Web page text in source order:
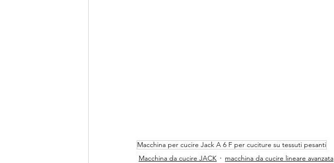
Macchina per cucire Jack A 6 F per cuciture su tessuti pesanti
Macchina da cucire JACK
macchina da cucire lineare avanzata